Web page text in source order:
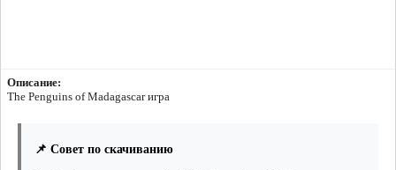
Описание:
The Penguins of Madagascar игра
📌 Совет по скачиванию